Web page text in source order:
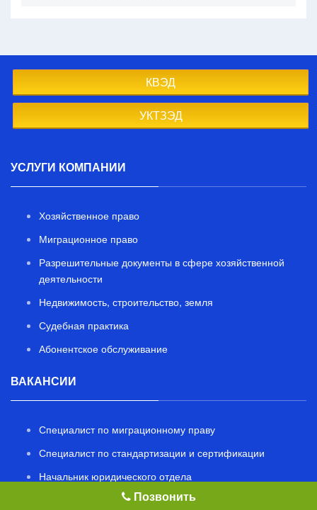
КВЭД
УКТЗЭД
УСЛУГИ КОМПАНИИ
Хозяйственное право
Миграционное право
Разрешительные документы в сфере хозяйственной
деятельности
Недвижимость, строительство, земля
Судебная практика
Абонентское обслуживание
ВАКАНСИИ
Специалист по миграционному праву
Специалист по стандартизации и сертификации
Начальник юридического отдела
Адвокат по налоговому праву
Позвонить